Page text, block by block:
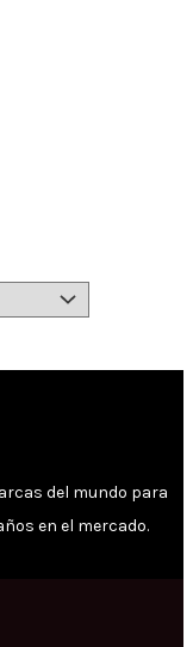
del mundo para
en el mercado.